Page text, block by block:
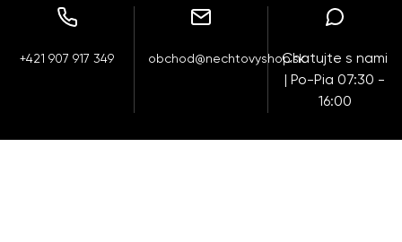
+421 907 917 349 obchod@nechtovyshop.skChatujte s nami
| Po-Pia 07:30 -
16:00